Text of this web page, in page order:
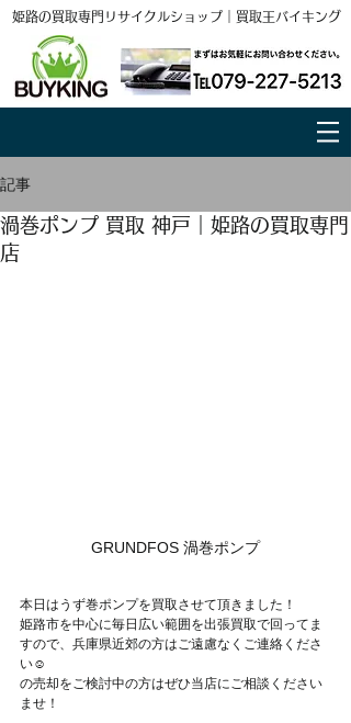
姫路の買取専門リサイクルショップ｜買取王バイキング
記事
渦巻ポンプ 買取 神戸｜姫路の買取専門
店
GRUNDFOS 渦巻ポンプ
本日はうず巻ポンプを買取させて頂きました！
姫路市を中心に毎日広い範囲を出張買取で回ってま
すので、兵庫県近郊の方はご遠慮なくご連絡くださ
い☺
の売却をご検討中の方はぜひ当店にご相談ください
ませ！